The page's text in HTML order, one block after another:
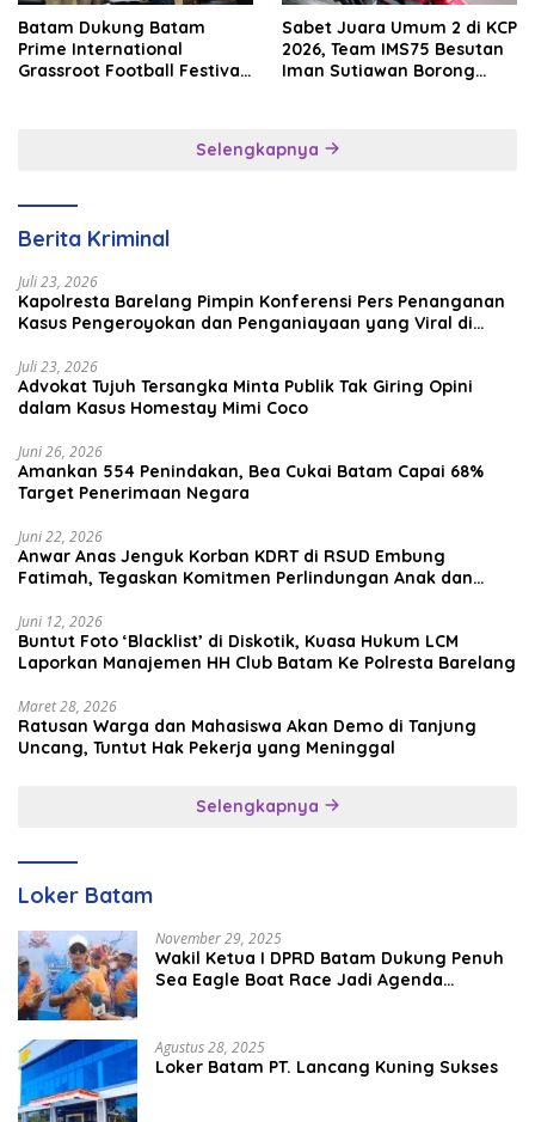
Batam Dukung Batam
Prime International
Grassroot Football Festival
Sabet Juara Umum 2 di KCP
2026, Team IMS75 Besutan
Iman Sutiawan Borong
Selengkapnya
Berita Kriminal
Juli 23, 2026
Kapolresta Barelang Pimpin Konferensi Pers Penanganan
Kasus Pengeroyokan dan Penganiayaan yang Viral di
Juli 23, 2026
Advokat Tujuh Tersangka Minta Publik Tak Giring Opini
dalam Kasus Homestay Mimi Coco
Juni 26, 2026
Amankan 554 Penindakan, Bea Cukai Batam Capai 68%
Target Penerimaan Negara
Juni 22, 2026
Anwar Anas Jenguk Korban KDRT di RSUD Embung
Fatimah, Tegaskan Komitmen Perlindungan Anak dan
Juni 12, 2026
Buntut Foto ‘Blacklist’ di Diskotik, Kuasa Hukum LCM
Laporkan Manajemen HH Club Batam Ke Polresta Barelang
Maret 28, 2026
Ratusan Warga dan Mahasiswa Akan Demo di Tanjung
Uncang, Tuntut Hak Pekerja yang Meninggal
Selengkapnya
Loker Batam
November 29, 2025
Wakil Ketua I DPRD Batam Dukung Penuh
Sea Eagle Boat Race Jadi Agenda
Agustus 28, 2025
Loker Batam PT. Lancang Kuning Sukses